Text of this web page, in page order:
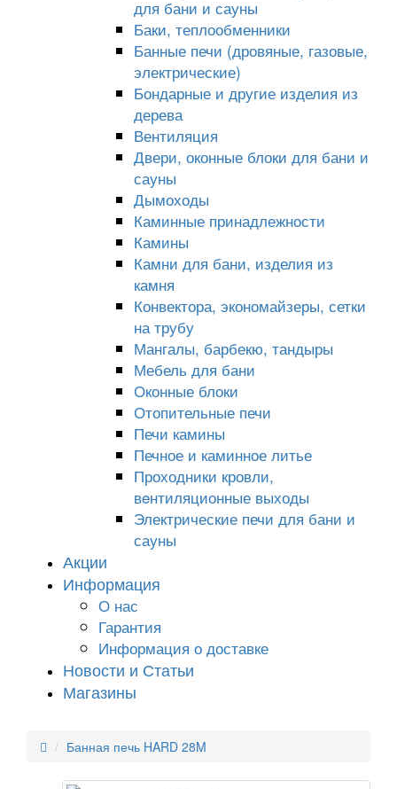
для бани и сауны
Баки, теплообменники
Банные печи (дровяные, газовые,
электрические)
Бондарные и другие изделия из
дерева
Вентиляция
Двери, оконные блоки для бани и
сауны
Дымоходы
Каминные принадлежности
Камины
Камни для бани, изделия из
камня
Конвектора, экономайзеры, сетки
на трубу
Мангалы, барбекю, тандыры
Мебель для бани
Оконные блоки
Отопительные печи
Печи камины
Печное и каминное литье
Проходники кровли,
вeнтиляционные выходы
Электрические печи для бани и
сауны
Акции
Информация
О нас
Гарантия
Информация о доставке
Новости и Статьи
Магазины
Банная печь HARD 28M